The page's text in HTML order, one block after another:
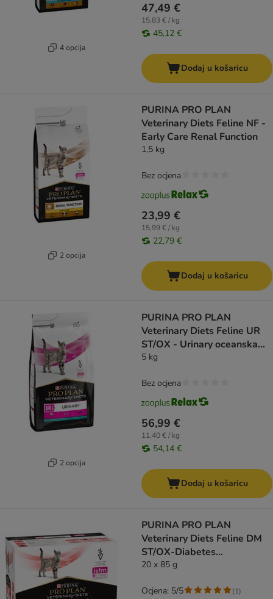
4 opcija
47,49 €
15,83 € / kg
45,12 €
Dodaj u košaricu
2 opcija
PURINA PRO PLAN
Veterinary Diets Feline NF -
Early Care Renal Function
1,5 kg
23,99 €
15,99 € / kg
22,79 €
Bez ocjena
Dodaj u košaricu
2 opcija
PURINA PRO PLAN
Veterinary Diets Feline UR
ST/OX - Urinary oceanska
riba
5 kg
56,99 €
11,40 € / kg
54,14 €
Bez ocjena
Dodaj u košaricu
PURINA PRO PLAN
Veterinary Diets Feline DM
ST/OX-Diabetes
Management piletina
20 x 85 g
Ocjena: 5/5 (1)